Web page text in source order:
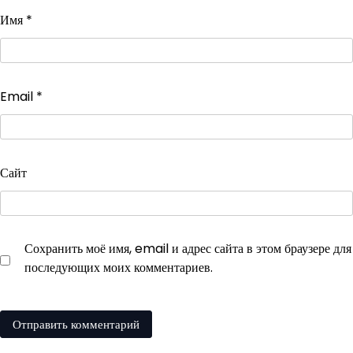
Имя *
Email *
Сайт
Сохранить моё имя, email и адрес сайта в этом браузере для
последующих моих комментариев.